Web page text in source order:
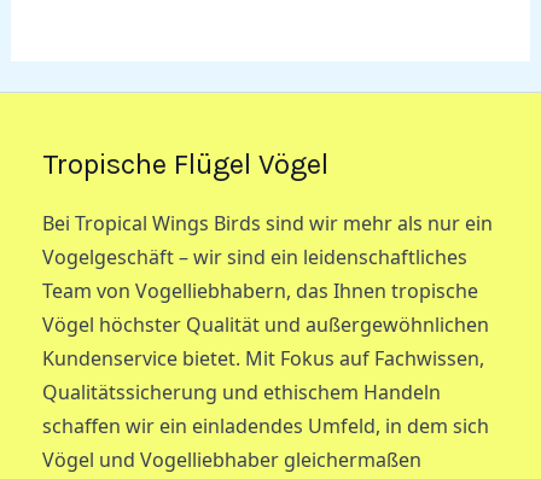
Tropische Flügel Vögel
Bei Tropical Wings Birds sind wir mehr als nur ein
Vogelgeschäft – wir sind ein leidenschaftliches
Team von Vogelliebhabern, das Ihnen tropische
Vögel höchster Qualität und außergewöhnlichen
Kundenservice bietet. Mit Fokus auf Fachwissen,
Qualitätssicherung und ethischem Handeln
schaffen wir ein einladendes Umfeld, in dem sich
Vögel und Vogelliebhaber gleichermaßen